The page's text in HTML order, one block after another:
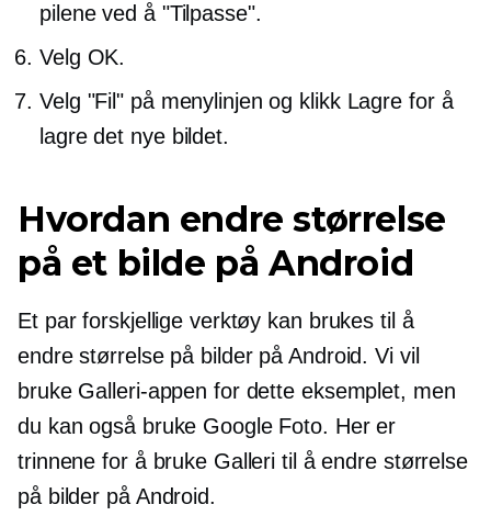
pilene ved å "Tilpasse".
Velg OK.
Velg "Fil" på menylinjen og klikk Lagre for å
lagre det nye bildet.
Hvordan endre størrelse
på et bilde på Android
Et par forskjellige verktøy kan brukes til å
endre størrelse på bilder på Android. Vi vil
bruke Galleri-appen for dette eksemplet, men
du kan også bruke Google Foto. Her er
trinnene for å bruke Galleri til å endre størrelse
på bilder på Android.